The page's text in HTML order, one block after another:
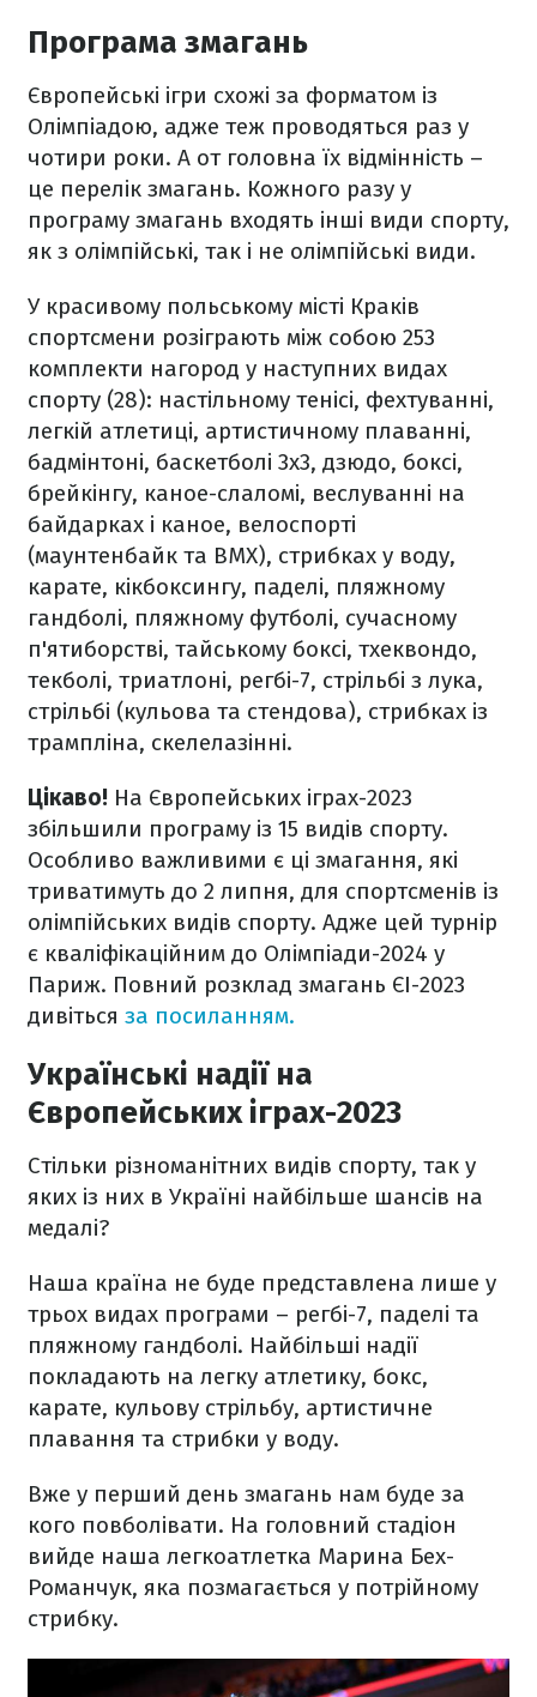
Програма змагань
Європейські ігри схожі за форматом із
Олімпіадою, адже теж проводяться раз у
чотири роки. А от головна їх відмінність –
це перелік змагань. Кожного разу у
програму змагань входять інші види спорту,
як з олімпійські, так і не олімпійські види.
У красивому польському місті Краків
спортсмени розіграють між собою 253
комплекти нагород у наступних видах
спорту (28): настільному тенісі, фехтуванні,
легкій атлетиці, артистичному плаванні,
бадмінтоні, баскетболі 3х3, дзюдо, боксі,
брейкінгу, каное-слаломі, веслуванні на
байдарках і каное, велоспорті
(маунтенбайк та BMX), стрибках у воду,
карате, кікбоксингу, паделі, пляжному
гандболі, пляжному футболі, сучасному
п'ятиборстві, тайському боксі, тхеквондо,
текболі, триатлоні, регбі-7, стрільбі з лука,
стрільбі (кульова та стендова), стрибках із
трампліна, скелелазінні.
Цікаво! На Європейських іграх-2023
збільшили програму із 15 видів спорту.
Особливо важливими є ці змагання, які
триватимуть до 2 липня, для спортсменів із
олімпійських видів спорту. Адже цей турнір
є кваліфікаційним до Олімпіади-2024 у
Париж. Повний розклад змагань ЄІ-2023
дивіться за посиланням.
Українські надії на
Європейських іграх-2023
Стільки різноманітних видів спорту, так у
яких із них в Україні найбільше шансів на
медалі?
Наша країна не буде представлена лише у
трьох видах програми – регбі-7, паделі та
пляжному гандболі. Найбільші надії
покладають на легку атлетику, бокс,
карате, кульову стрільбу, артистичне
плавання та стрибки у воду.
Вже у перший день змагань нам буде за
кого повболівати. На головний стадіон
вийде наша легкоатлетка Марина Бех-
Романчук, яка позмагається у потрійному
стрибку.